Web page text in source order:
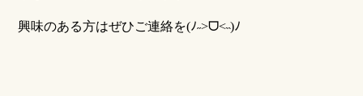
興味のある方はぜひご連絡を(ﾉ˶>ᗜ​<˵)ﾉ